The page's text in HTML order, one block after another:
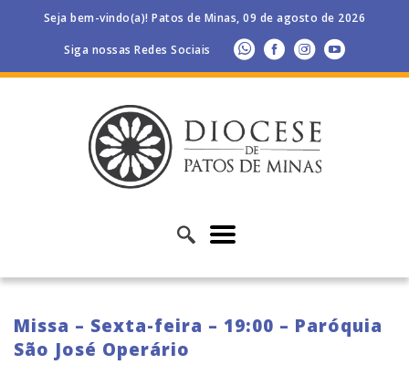
Seja bem-vindo(a)! Patos de Minas, 09 de agosto de 2026
Siga nossas Redes Sociais
Missa – Sexta-feira – 19:00 – Paróquia
São José Operário